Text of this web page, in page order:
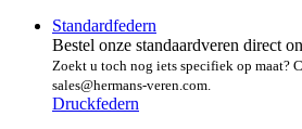
Standardfedern
Bestel onze standaardveren direct
Zoekt u toch nog iets specifiek op maat?
sales@hermans-veren.com.
Druckfedern